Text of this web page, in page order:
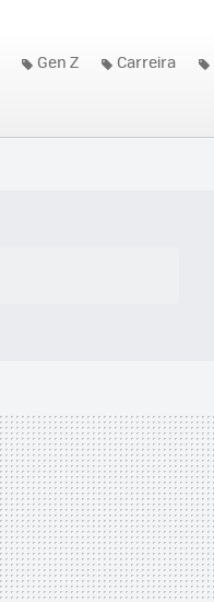
Gen Z Carreira